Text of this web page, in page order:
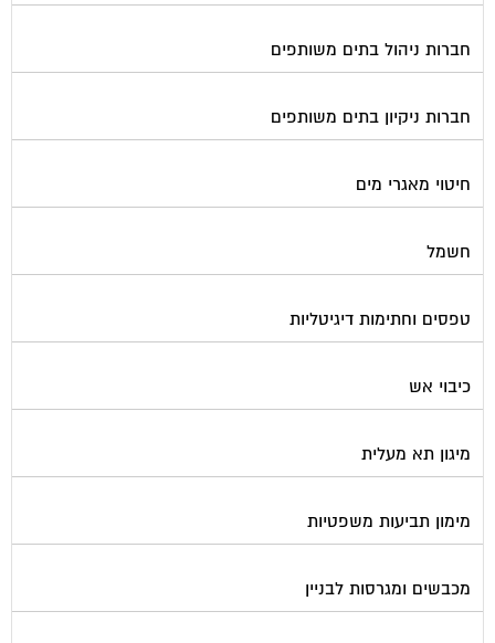
חברות ניהול בתים משותפים
חברות ניקיון בתים משותפים
חיטוי מאגרי מים
חשמל
טפסים וחתימות דיגיטליות
כיבוי אש
מיגון תא מעלית
מימון תביעות משפטיות
מכבשים ומגרסות לבניין